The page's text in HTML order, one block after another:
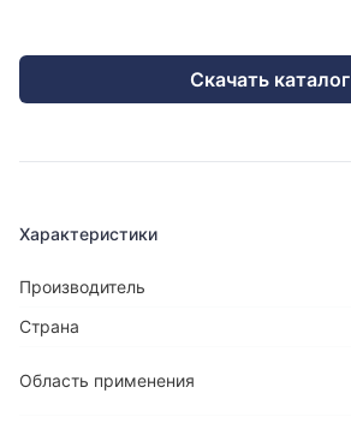
Скачать каталог
Характеристики
Производитель
Страна
Область применения